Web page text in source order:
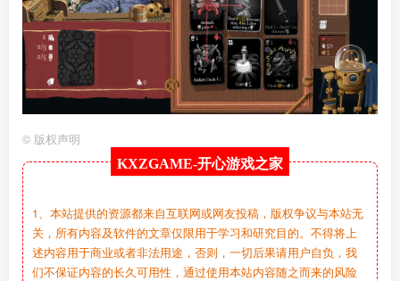
© 版权声明
KXZGAME-开心游戏之家
1、本站提供的资源都来自互联网或网友投稿，版权争议与本站无
关，所有内容及软件的文章仅限用于学习和研究目的。不得将上
述内容用于商业或者非法用途，否则，一切后果请用户自负，我
们不保证内容的长久可用性，通过使用本站内容随之而来的风险